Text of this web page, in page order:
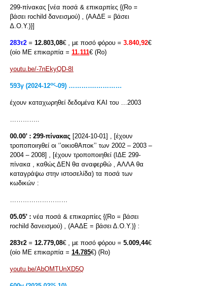
299-πίνακας [νέα ποσά & επικαρπίες {(Rο =
βάσει rochild δανεισμού) , (ΑΑΔΕ = βάσει
Δ.Ο.Υ.)}]
283τ2 = 12.803,08€ , με ποσό φόρου = 3.840,92€
(οίο ΜΕ επικαρπία = 11.111€ (Rο)
youtu.be/-7nEkyQD-8I
593γ (2024-12ος-09) ………….…………
έχουν καταχωρηθεί δεδομένα ΚΑΙ του …2003
…………..
00.00’ : 299-πίνακας [2024-10-01] , [έχουν
τροποποιηιθεί οι ‘’οικιοθΑποκ’’ των 2002 – 2003 –
2004 – 2008] , [έχουν τροποποιηθεί (ΙΔΕ 299-
πίνακα , καθώς ΔΕΝ θα αναφερθώ , ΑΛΛΑ θα
καταγράψω στην ιστοσελίδα) τα ποσά των
κωδικών :
………………………
05.05’ : νέα ποσά & επικαρπίες {(Rο = βάσει
rochild δανεισμού) , (ΑΑΔΕ = βάσει Δ.Ο.Υ.)} :
283τ2 = 12.779,08€ , με ποσό φόρου = 5.009,44€
(οίο ΜΕ επικαρπία = 14.785€) (Rο)
youtu.be/AbOMTUnXD5Q
ος